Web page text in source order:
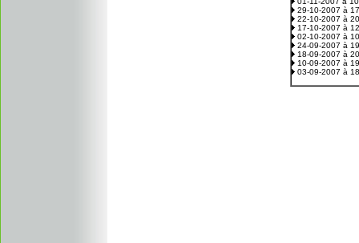
29-10-2007 à
22-10-2007 à
17-10-2007 à
02-10-2007 à
24-09-2007 à
18-09-2007 à
10-09-2007 à
03-09-2007 à